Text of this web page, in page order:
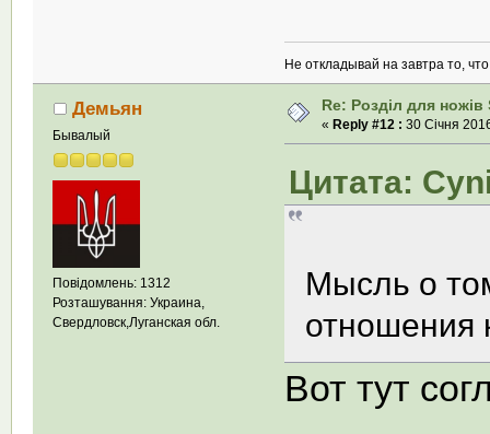
Не откладывай на завтра то,
Демьян
Бывалый
Повідомлень: 1312
Розташування: Украина,
Свердловск,Луганская обл.
Re: Розділ для ножів
« Reply #12 : 30 Січня
Цитата:
Мысль о
отношения
Вот тут